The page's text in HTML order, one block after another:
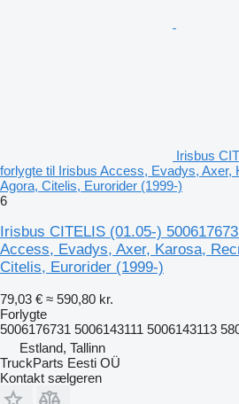
Irisbus
forlygte til Irisbus Access, Evadys, Axer,
Agora, Citelis, Eurorider (1999-)
6
Irisbus CITELIS (01.05-)
Access, Evadys, Axer, Karosa,
Citelis, Eurorider (1999-)
79,03 € ≈ 590,80 kr.
Forlygte
5006176731 5006143111 5006143113
Estland, Tallinn
TruckParts Eesti OÜ
Kontakt sælgeren